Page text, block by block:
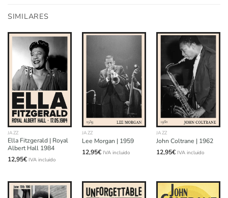
SIMILARES
JAZZ
Ella Fitzgerald | Royal
Albert Hall 1984
12,95€ IVA incluido
JAZZ
Lee Morgan | 1959
12,95€ IVA incluido
JAZZ
John Coltrane | 1962
12,95€ IVA incluido